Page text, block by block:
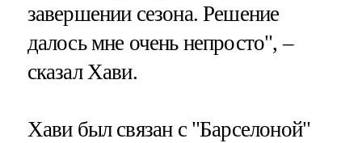
завершении сезона. Решение
далось мне очень непросто", –
сказал Хави.
Хави был связан с "Барселоной"